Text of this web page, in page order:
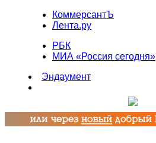
КоммерсантЪ
Лента.ру
РБК
МИА «Россия сегодня»
Эндаумент